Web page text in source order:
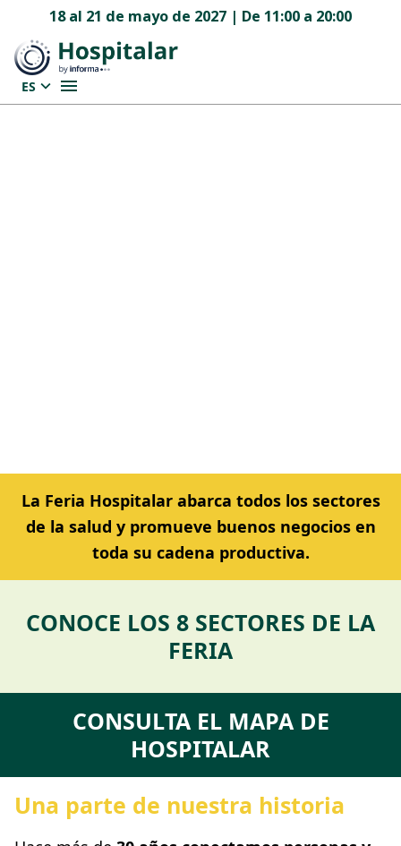
18 al 21 de mayo de 2027 | De 11:00 a 20:00
ES
La Feria Hospitalar abarca todos los sectores
de la salud y promueve buenos negocios en
toda su cadena productiva.
CONOCE LOS 8 SECTORES DE LA
FERIA
CONSULTA EL MAPA DE
HOSPITALAR
Una parte de nuestra historia